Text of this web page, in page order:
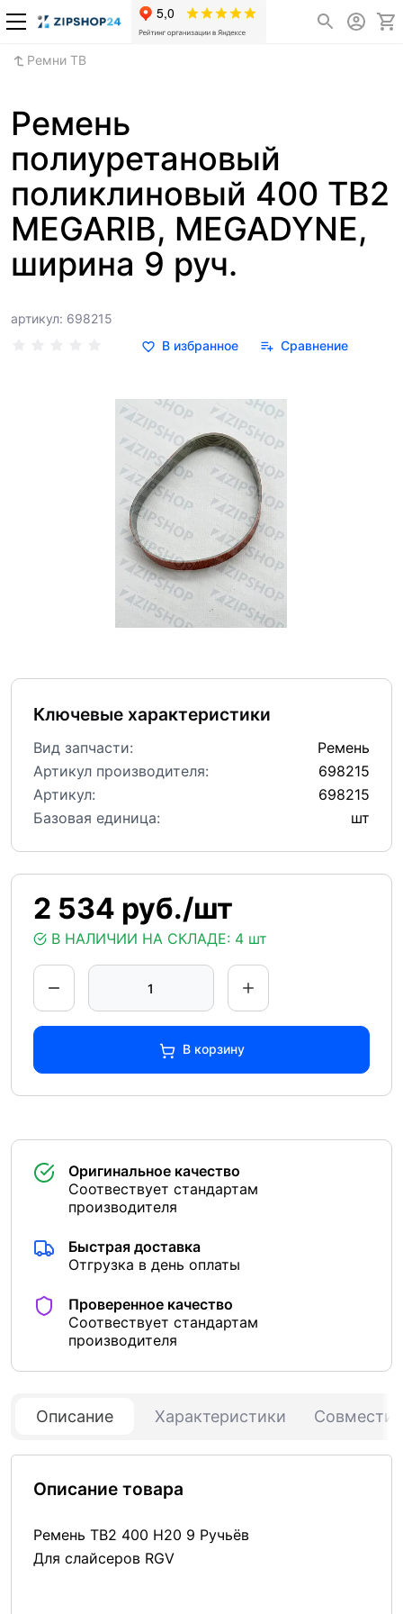
Ремни TB
Ремень
полиуретановый
поликлиновый 400 TB2
MEGARIB, MEGADYNE,
ширина 9 руч.
артикул: 698215
В избранное
Сравнение
2 534 руб./шт
В НАЛИЧИИ НА СКЛАДЕ: 4 шт
В корзину
Ключевые характеристики
Вид запчасти:
Ремень
Артикул производителя:
698215
Артикул:
698215
Базовая единица:
шт
Оригинальное качество
Соотвествует стандартам
производителя
Быстрая доставка
Отгрузка в день оплаты
Проверенное качество
Соотвествует стандартам
производителя
Описание Характеристики
Описание товара
Ремень TB2 400 H20 9 Ручьёв
Для слайсеров RGV